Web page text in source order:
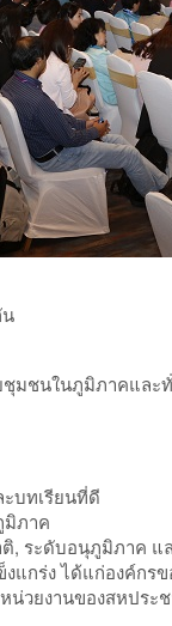
มชนในภูมิภาคและ
บทเรียนที่ดี
มิภาค
, ระดับอนุภูมิภาค แ
แกร่ง ได้แก่องค์ก
น่วยงานของสหประ